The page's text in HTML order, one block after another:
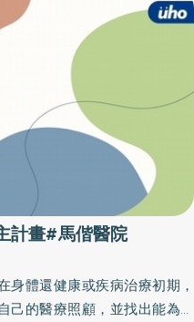
自／大膽起步／遠流出版）
菸親友揪團戒菸的時機又來
，歡迎來搶救您的荷包，大
彼～團隊動能，認識菸害、運
戒菸計劃，認識菸癮及戒菸藥
開始，如何擺脫菸癮？認識與
、營造無菸的新生活，許一個
菸的民眾，報名期限：即日起
，活動內容日期時間人員設備
單位最新訊息為準，因此參加
以免臨時異動或取消，當天
間：102年8月3日～8月24日
日截止）地點：慈濟醫院（嘉
8333 健康諮詢室
計畫#馬偕醫院
身體還健康或疾病治療初期，
的醫療照顧，並找出能為自